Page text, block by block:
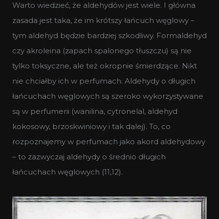
Warto wiedzieć, że aldehydów jest wiele. I główna
zasada jest taka, że im krótszy łańcuch węglowy –
tym aldehyd będzie bardziej szkodliwy. Formaldehyd
czy akroleina (zapach spalonego tłuszczu) są nie
tylko toksyczne, ale też okropnie śmierdzące. Nikt
nie chciałby ich w perfumach. Aldehydy o długich
łańcuchach węglowych są szeroko wykorzystywane
są w perfumerii (wanilina, cytronelal, aldehyd
kokosowy, brzoskwiniowy i tak dalej). To, co
rozpoznajemy w perfumach jako akord aldehydowy
– to zazwyczaj aldehydy o średnio długich
łańcuchach węglowych (11,12).